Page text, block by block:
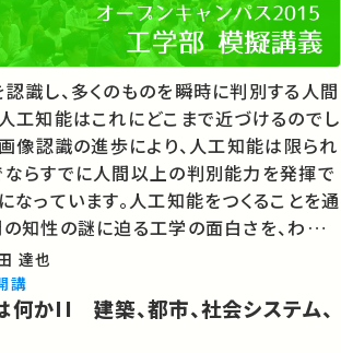
識し、多くのものを瞬時に判別する人間
工知能はこれにどこまで近づけるのでし
画像認識の進歩により、人工知能は限られ
ならすでに人間以上の判別能力を発揮で
なっています。人工知能をつくることを通
知性の謎に迫る工学の面白さを、わかり
学部オープンキャ
東京大学「入学・進学をご
へ…
達也
講
何かII 建築、都市、社会システム、